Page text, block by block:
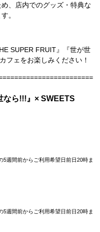
、店内でのグッズ・特典な
。
SUPER FRUIT』『世が世
フェをお楽しみください！
なら!!!』× SWEETS
週間前からご利用希望日前日20時ま
週間前からご利用希望日前日20時ま